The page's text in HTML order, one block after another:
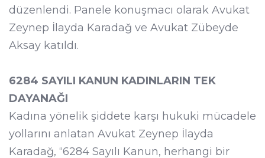
düzenlendi. Panele konuşmacı olarak Avukat
Zeynep İlayda Karadağ ve Avukat Zübeyde
Aksay katıldı.
6284 SAYILI KANUN KADINLARIN TEK
DAYANAĞI
Kadına yönelik şiddete karşı hukuki mücadele
yollarını anlatan Avukat Zeynep İlayda
Karadağ, “6284 Sayılı Kanun, herhangi bir